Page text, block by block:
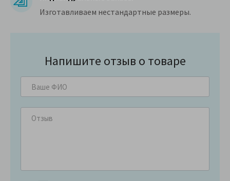
Изготавливаем нестандартные размеры.
Напишите отзыв о товаре